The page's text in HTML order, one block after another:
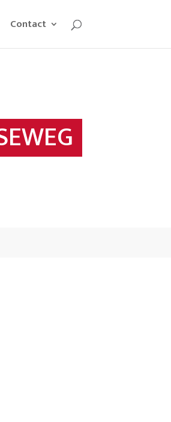
Contact